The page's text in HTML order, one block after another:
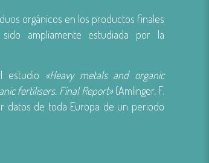
orgánicos en los productos finales
ampliamente estudiada por la
estudio «Heavy metals and organic
fertilisers. Final Report»(Amlinger, F.
datos de toda Europa de un periodo